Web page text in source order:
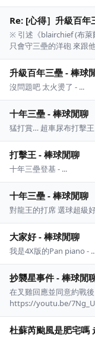
Re: [心得］升級百年
※ 引述《blairchief (布萊
只會守三壘的洋砲 來跟他搶位置吧！ 不過搞不好
DH - ...
升級百年三壘 - 棒球
沒問題吧 太火燙了 - ...
十年三壘 - 棒球閒聊
打擊王 - 棒球閒聊
十年三壘登基 - ...
十年三壘 - 棒球閒聊
大家好 - 棒球閒聊
我是4X版的Pan
抄襲星事件 - 棒球閒
在叉雞回應並同意約戰後 抄襲星回應啦
https://youtu.be/7Ng_UVUEdsc 簡單來講重點就是 1
但跟其他人打要錢 2 給
我去練拳 - ...
杜蘇芮颱風是肥宅嗎